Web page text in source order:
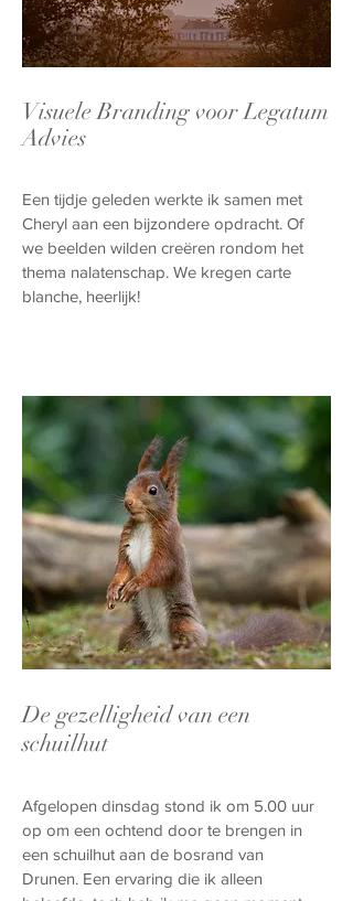
Visuele Branding voor Legatum
Advies
Een tijdje geleden werkte ik samen met
Cheryl aan een bijzondere opdracht. Of
we beelden wilden creëren rondom het
thema nalatenschap. We kregen carte
blanche, heerlijk!
De gezelligheid van een
schuilhut
Afgelopen dinsdag stond ik om 5.00 uur
op om een ochtend door te brengen in
een schuilhut aan de bosrand van
Drunen. Een ervaring die ik alleen